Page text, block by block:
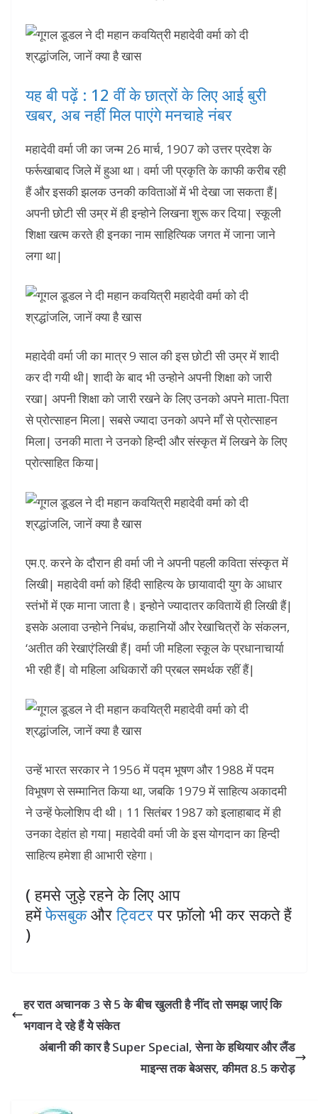
यह बी पढ़ें : 12 वीं के छात्रों के लिए आई बुरी
खबर, अब नहीं मिल पाएंगे मनचाहे नंबर
महादेवी वर्मा जी का जन्म 26 मार्च, 1907 को उत्तर प्रदेश के
फर्रूखाबाद जिले में हुआ था। वर्मा जी प्रकृति के काफी करीब रही
हैं और इसकी झलक उनकी कविताओं में भी देखा जा सकता हैं|
अपनी छोटी सी उम्र में ही इन्होने लिखना शुरू कर दिया| स्कूली
शिक्षा खत्म करते ही इनका नाम साहित्यिक जगत में जाना जाने
लगा था|
महादेवी वर्मा जी का मात्र 9 साल की इस छोटी सी उम्र में शादी
कर दी गयी थी| शादी के बाद भी उन्होने अपनी शिक्षा को जारी
रखा| अपनी शिक्षा को जारी रखने के लिए उनको अपने माता-पिता
से प्रोत्साहन मिला| सबसे ज्यादा उनको अपने माँ से प्रोत्साहन
मिला| उनकी माता ने उनको हिन्दी और संस्कृत में लिखने के लिए
प्रोत्साहित किया|
एम.ए. करने के दौरान ही वर्मा जी ने अपनी पहली कविता संस्कृत में
लिखी| महादेवी वर्मा को हिंदी साहित्य के छायावादी युग के आधार
स्तंभों में एक माना जाता है। इन्होने ज्यादातर कवितायें ही लिखी हैं|
इसके अलावा उन्होने निबंध, कहानियों और रेखाचित्रों के संकलन,
‘अतीत की रेखाएं’लिखी हैं| वर्मा जी महिला स्कूल के प्रधानाचार्या
भी रही हैं| वो महिला अधिकारों की प्रबल समर्थक रहीं हैं|
उन्हें भारत सरकार ने 1956 में पद्म भूषण और 1988 में पदम
विभूषण से सम्मानित किया था, जबकि 1979 में साहित्य अकादमी
ने उन्हें फेलोशिप दी थी। 11 सितंबर 1987 को इलाहाबाद में ही
उनका देहांत हो गया| महादेवी वर्मा जी के इस योगदान का हिन्दी
साहित्य हमेशा ही आभारी रहेगा।
( हमसे जुड़े रहने के लिए आप
हमेंफेसबुकऔरट्विटरपर फ़ॉलो भी कर सकते हैं
)
हर रात अचानक 3 से 5 के बीच खुलती है नींद तो समझ जाएंं कि
भगवान दे रहे हैं येे संकेत
अंबानी की कार है Super Special, सेना के हथियार और लैंड
माइन्स तक बेअसर, कीमत 8.5 करोड़